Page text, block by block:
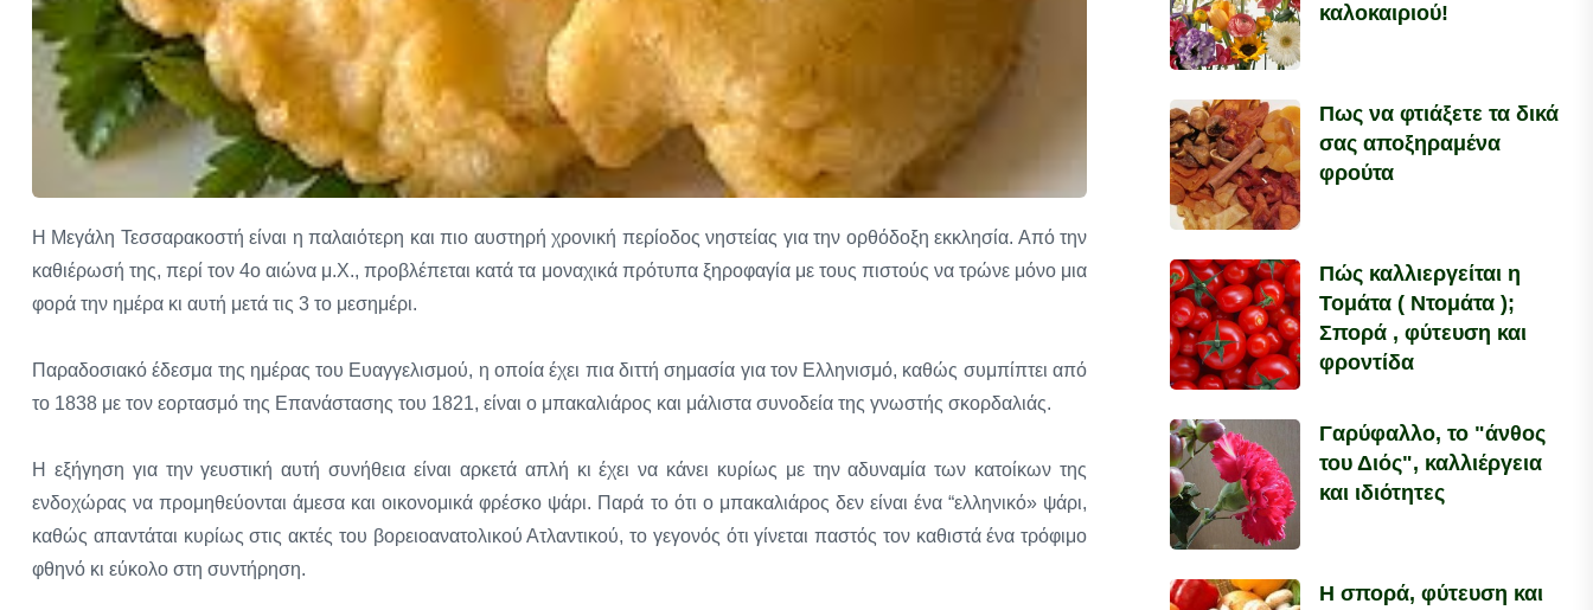
Η Μεγάλη Τεσσαρακοστή είναι η παλαιότερη και πιο αυστηρή χρονική περίοδος νηστείας για την ορθόδοξη εκκλησία. Από την
καθιέρωσή της, περί τον 4ο αιώνα μ.Χ., προβλέπεται κατά τα μοναχικά πρότυπα ξηροφαγία με τους πιστούς να τρώνε μόνο μια
φορά την ημέρα κι αυτή μετά τις 3 το μεσημέρι.
Παραδοσιακό έδεσμα της ημέρας του Ευαγγελισμού, η οποία έχει πια διττή σημασία για τον Ελληνισμό, καθώς συμπίπτει από
το 1838 με τον εορτασμό της Επανάστασης του 1821, είναι ο μπακαλιάρος και μάλιστα συνοδεία της γνωστής σκορδαλιάς.
Η εξήγηση για την γευστική αυτή συνήθεια είναι αρκετά απλή κι έχει να κάνει κυρίως με την αδυναμία των κατοίκων της
ενδοχώρας να προμηθεύονται άμεσα και οικονομικά φρέσκο ψάρι. Παρά το ότι ο μπακαλιάρος δεν είναι ένα “ελληνικό» ψάρι,
καθώς απαντάται κυρίως στις ακτές του βορειοανατολικού Ατλαντικού, το γεγονός ότι γίνεται παστός τον καθιστά ένα τρόφιμο
φθηνό κι εύκολο στη συντήρηση.
καλοκαιριού!
Πως να φτιάξετε τα δικά
σας αποξηραμένα
φρούτα
Πώς καλλιεργείται η
Τομάτα ( Ντομάτα );
Σπορά , φύτευση και
φροντίδα
Γαρύφαλλο, το "άνθος
του Διός", καλλιέργεια
και ιδιότητες
Η σπορά, φύτευση και